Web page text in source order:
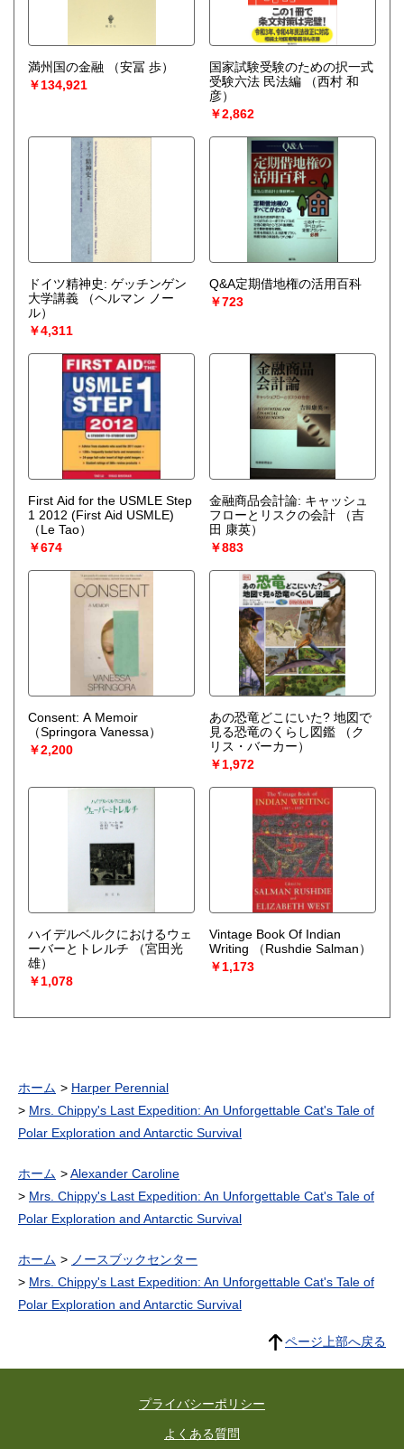
満州国の金融
（安冨 歩）
￥134,921
国家試験受験のための択一式
受験六法 民法編
（西村 和
彦）
￥2,862
ドイツ精神史: ゲッチンゲン
大学講義
（ヘルマン ノー
ル）
￥4,311
Q&A定期借地権の活用百科
￥723
First Aid for the USMLE Step
1 2012 (First Aid USMLE)
（Le Tao）
￥674
金融商品会計論: キャッシュ
フローとリスクの会計
（吉
田 康英）
￥883
Consent: A Memoir
（Springora Vanessa）
￥2,200
あの恐竜どこにいた? 地図で
見る恐竜のくらし図鑑
（ク
リス・バーカー）
￥1,972
ハイデルベルクにおけるウェ
ーバーとトレルチ
（宮田光
雄）
￥1,078
Vintage Book Of Indian
Writing
（Rushdie Salman）
￥1,173
ホーム
Harper Perennial
Mrs. Chippy's Last Expedition: An Unforgettable Cat's Tale of
Polar Exploration and Antarctic Survival
ホーム
Alexander Caroline
Mrs. Chippy's Last Expedition: An Unforgettable Cat's Tale of
Polar Exploration and Antarctic Survival
ホーム
ノースブックセンター
Mrs. Chippy's Last Expedition: An Unforgettable Cat's Tale of
Polar Exploration and Antarctic Survival
ページ上部へ戻る
プライバシーポリシー
よくある質問